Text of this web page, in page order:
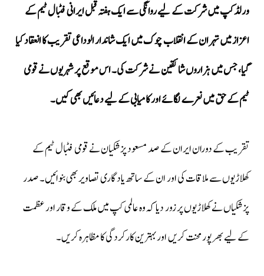
ورلڈ کپ میں شرکت کے لیے روانگی سے ایک ہفتہ قبل ایرانی فٹبال ٹیم کے
اعزاز میں تہران کے انقلاب چوک میں ایک شاندار الوداعی تقریب کا انعقاد کیا
گیا، جس میں ہزاروں شائقین نے شرکت کی۔ اس موقع پر شہریوں نے قومی
ٹیم کے حق میں نعرے لگائے اور کامیابی کے لیے دعائیں بھی کیں۔
تقریب کے دوران ایران کے صدمسعود پزشکیاننے قومی فٹبال ٹیم کے
کھلاڑیوں سے ملاقات کی اور ان کے ساتھ یادگاری تصاویر بھی بنوائیں۔ صدر
پزشکیاں نے کھلاڑیوں پر زور دیا کہ وہ عالمی کپ میں ملک کے وقار اور عظمت
کے لیے بھرپور محنت کریں اور بہترین کارکردگی کا مظاہرہ کریں۔